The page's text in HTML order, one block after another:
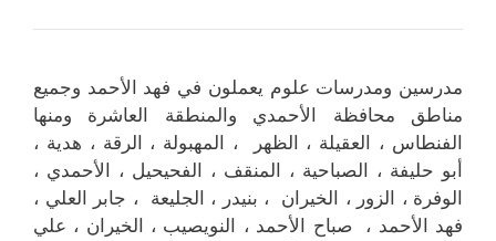
مدرسين ومدرسات علوم يعملون في فهد الأحمد وجميع
مناطق محافظة الأحمدي والمنطقة العاشرة ومنها
الفنطاس ، العقيلة ، الظهر ، المهبولة ، الرقة ، هدية ،
أبو حليفة ، الصباحية ، المنقف ، الفحيحيل ، الأحمدي ،
الوفرة ، الزور ، الخيران ، بنيدر ، الجليعة ، جابر العلي ،
فهد الأحمد ، صباح الأحمد ، النويصيب ، الخيران ، علي